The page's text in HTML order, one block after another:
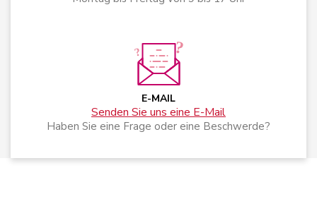
E-MAIL
Senden Sie uns eine E-Mail
Haben Sie eine Frage oder eine Beschwerde?